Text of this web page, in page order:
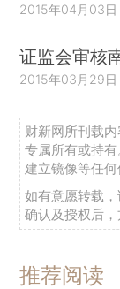
2015年04月03日
证监会审核
2015年03月29日
财新网所刊载
专属所有或持
建立镜像等任何
如有意愿转载
确认及授权后，
推荐阅读